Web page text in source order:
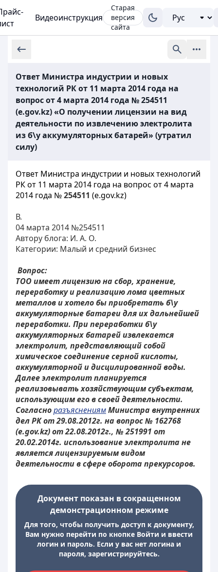
Видеоинструкция
Старая
версия
сайта
Ответ Министра индустрии и новых
технологий РК от 11 марта 2014 года на
вопрос от 4 марта 2014 года № 254511
(e.gov.kz) «О получении лицензии на вид
деятельности по извлечению электролита
из б\у аккумуляторных батарей» (утратил
силу)
Ответ Министра индустрии и новых технологий
РК от 11 марта 2014 года на вопрос от 4 марта
2014 года №254511 (e.gov.kz)
В.
04 марта 2014 №254511
Автору блога: И. А. О.
Категории: Малый и средний бизнес
Вопрос:
ТОО имеет лицензию на сбор, хранение,
переработку и реализацию лома цветных
металлов и хотело бы приобретать б\у
аккумуляторные батареи для их дальнейшей
переработки. При переработки б\у
аккумуляторных батарей извлекается
электролит, представляющий собой
химическое соединение серной кислоты,
аккумуляторной и дисцилированной воды.
Далее электролит планируется
реализовывать хозяйствующим субъектам,
использующим его в своей деятельности.
СогласноразъяснениямМинистра внутренних
дел РК от 29.08.2012г. на вопрос № 162768
(e.gov.kz) от 22.08.2012г., № 251991 от
20.02.2014г. использование электролита не
является лицензируемым видом
деятельности в сфере оборота прекурсоров.
Документ показан в сокращенном
демонстрационном режиме
Для того, чтобы получить доступ к документу,
Вам нужно перейти по кнопке Войти и ввести
логин и пароль. Если у вас нет логина и
пароля, зарегистрируйтесь.